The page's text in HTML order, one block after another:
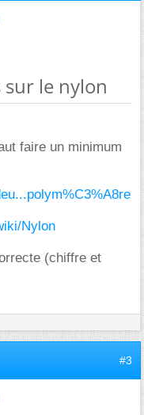
sur le nylon
faire un minimum
Nylon
(chiffre et
#3